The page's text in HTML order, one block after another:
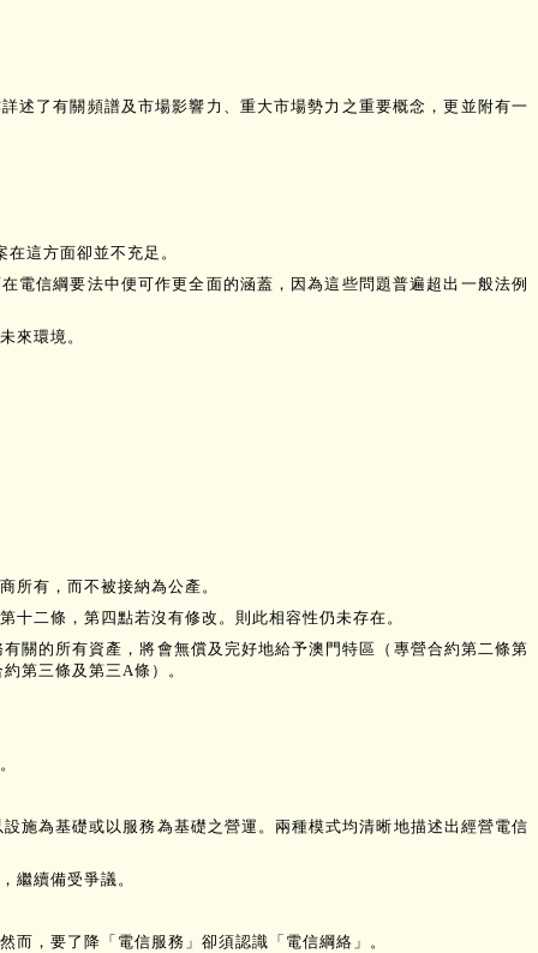
述了有關頻譜及市場影響力、重大市場勢力之重要概念，更並附有一
這方面卻並不充足。
電信綱要法中便可作更全面的涵蓋，因為這些問題普遍超出一般法例
來環境。
所有，而不被接納為公產。
二條，第四點若沒有修改。則此相容性仍未存在。
關的所有資產，將會無償及完好地給予澳門特區（專營合約第二條第
第三條及第三A條）。
施為基礎或以服務為基礎之營運。兩種模式均清晰地描述出經營電信
繼續備受爭議。
，要了降「電信服務」卻須認識「電信綱絡」。